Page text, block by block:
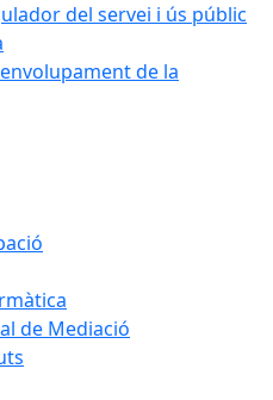
del servei i ús públic
de la
de Mediació